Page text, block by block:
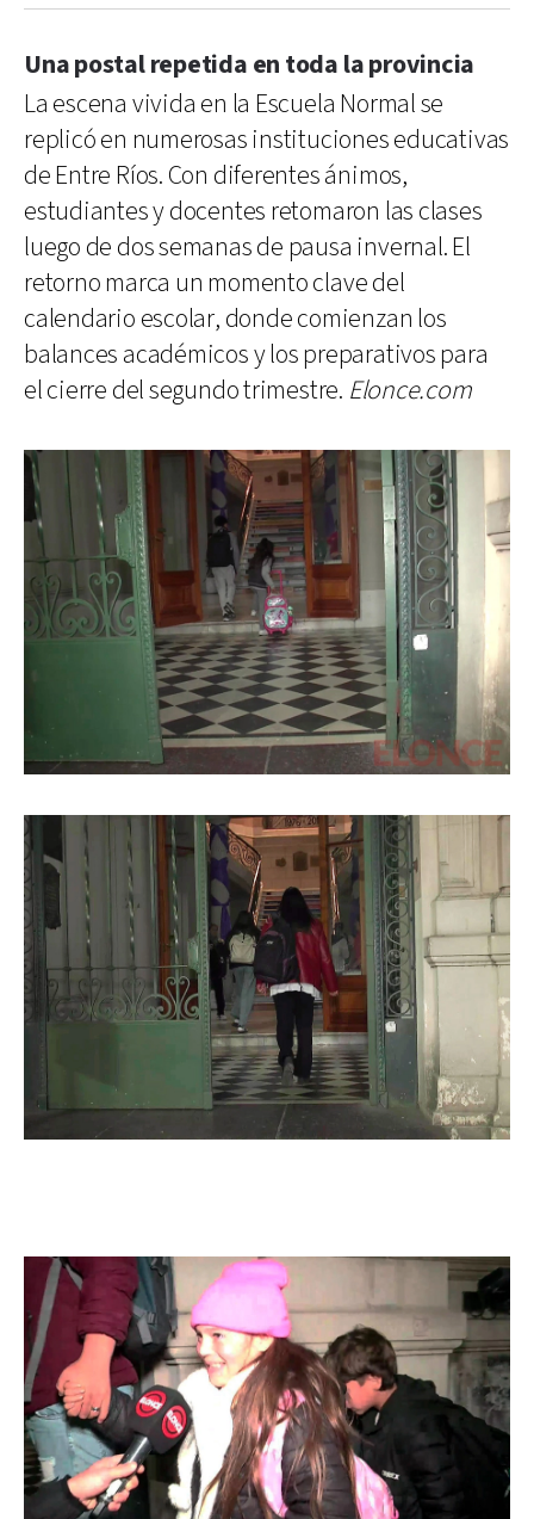
Una postal repetida en toda la provincia
La escena vivida en la Escuela Normal se
replicó en numerosas instituciones educativas
de Entre Ríos. Con diferentes ánimos,
estudiantes y docentes retomaron las clases
luego de dos semanas de pausa invernal. El
retorno marca un momento clave del
calendario escolar, donde comienzan los
balances académicos y los preparativos para
el cierre del segundo trimestre. Elonce.com